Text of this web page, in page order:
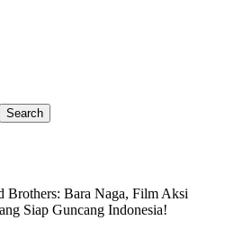
Brothers: Bara Naga, Film Aksi
Siap Guncang Indonesia!